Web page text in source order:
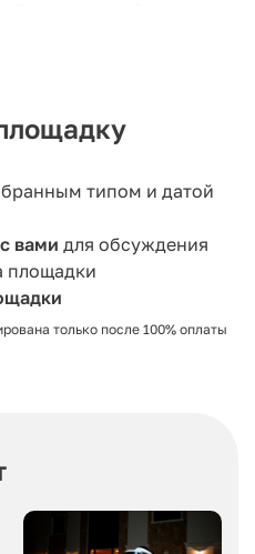
"Арарат Парк
Мы также оказываем
любого
типом и датой
вами для обсуждения
площадки
только после 100% оплаты